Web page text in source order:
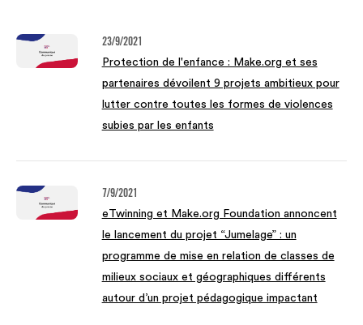
23/9/2021
Protection de l'enfance : Make.org et ses
partenaires dévoilent 9 projets ambitieux pour
lutter contre toutes les formes de violences
subies par les enfants
7/9/2021
eTwinning et Make.org Foundation annoncent
le lancement du projet “Jumelage” : un
programme de mise en relation de classes de
milieux sociaux et géographiques différents
autour d’un projet pédagogique impactant